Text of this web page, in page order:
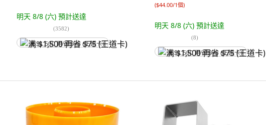
明天 8/8 (六) 預計送達
(3582)
满 $1,500 再省 $75 (王道卡)
($44.00/1個)
明天 8/8 (六) 預計送達
(8)
满 $1,500 再省 $75 (王道卡)